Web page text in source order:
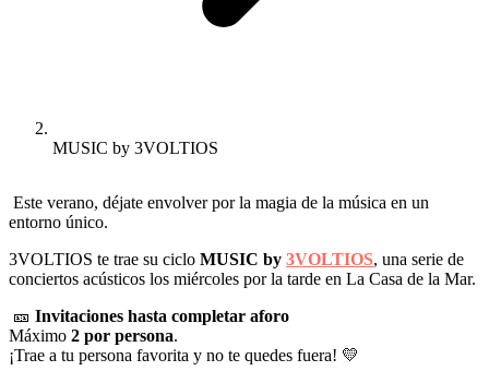
MUSIC by 3VOLTIOS
Este verano, déjate envolver por la magia de la música en un
entorno único.
3VOLTIOS te trae su ciclo MUSIC by 3VOLTIOS, una serie de
conciertos acústicos los miércoles por la tarde en La Casa de la Mar.
🎫 Invitaciones hasta completar aforo
Máximo 2 por persona.
¡Trae a tu persona favorita y no te quedes fuera! 💛